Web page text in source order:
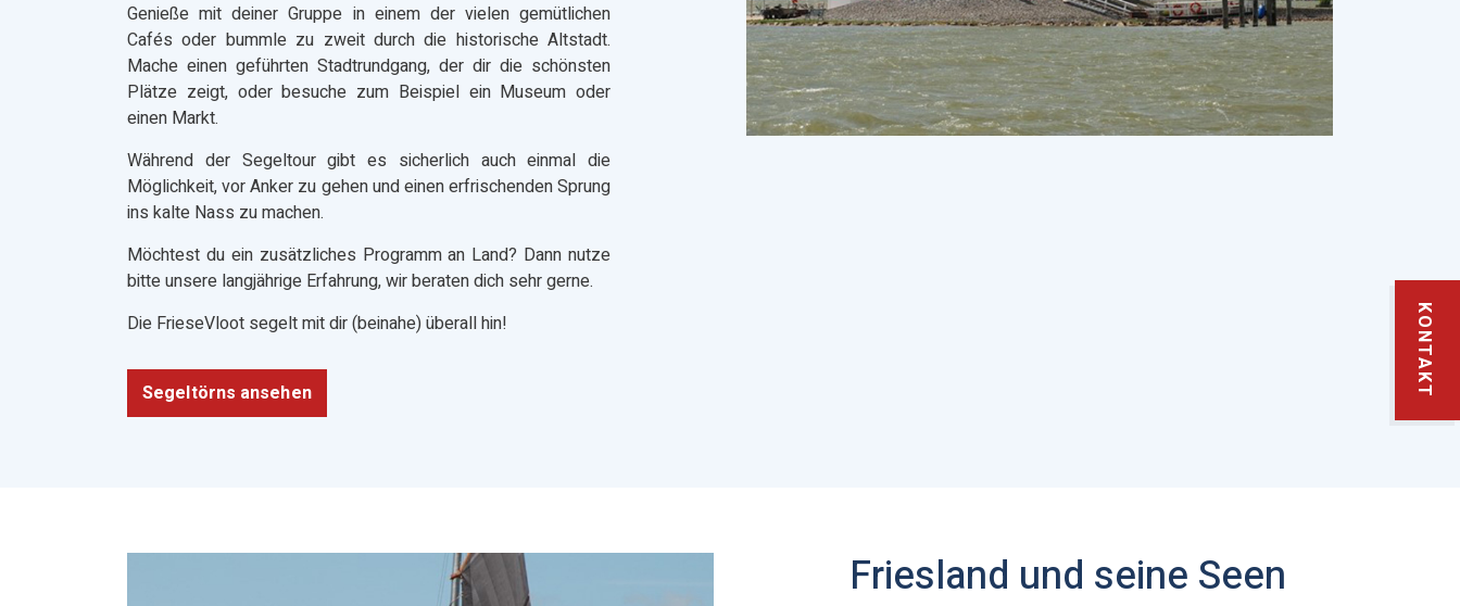
Genieße mit deiner Gruppe in einem der vielen gemütlichen
Cafés oder bummle zu zweit durch die historische Altstadt.
Mache einen geführten Stadtrundgang, der dir die schönsten
Plätze zeigt, oder besuche zum Beispiel ein Museum oder
einen Markt.
Während der Segeltour gibt es sicherlich auch einmal die
Möglichkeit, vor Anker zu gehen und einen erfrischenden Sprung
ins kalte Nass zu machen.
Möchtest du ein zusätzliches Programm an Land? Dann nutze
bitte unsere langjährige Erfahrung, wir beraten dich sehr gerne.
Die FrieseVloot segelt mit dir (beinahe) überall hin!
Segeltörns ansehen
Friesland und seine Seen
KONTAKT